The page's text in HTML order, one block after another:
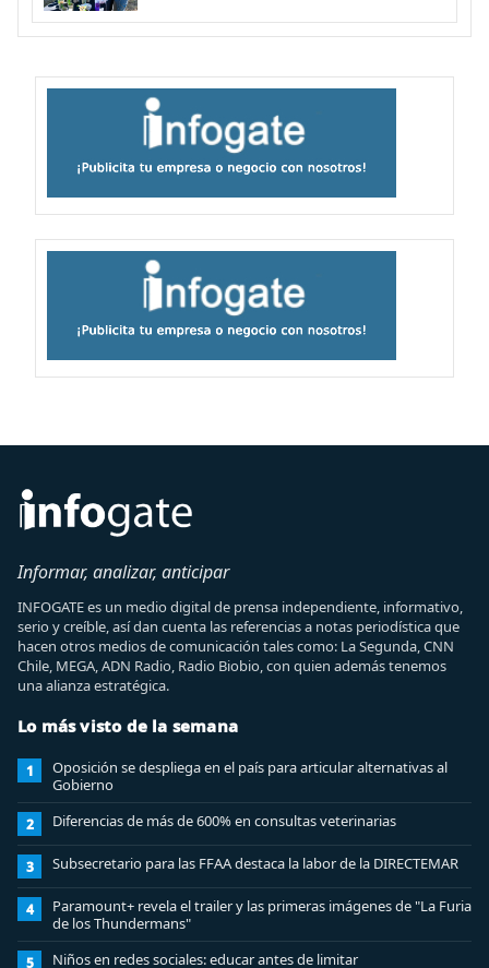
Informar, analizar, anticipar
INFOGATE es un medio digital de prensa independiente, informativo,
serio y creíble, así dan cuenta las referencias a notas periodística que
hacen otros medios de comunicación tales como: La Segunda, CNN
Chile, MEGA, ADN Radio, Radio Biobio, con quien además tenemos
una alianza estratégica.
Lo más visto de la semana
1
Oposición se despliega en el país para articular alternativas al
Gobierno
2 Diferencias de más de 600% en consultas veterinarias
3 Subsecretario para las FFAA destaca la labor de la DIRECTEMAR
4
Paramount+ revela el trailer y las primeras imágenes de "La Furia
de los Thundermans"
5 Niños en redes sociales: educar antes de limitar